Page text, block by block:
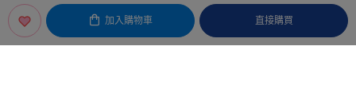
加入購物車 直接購買
有需要時只可使用含氧/無氯漂白劑